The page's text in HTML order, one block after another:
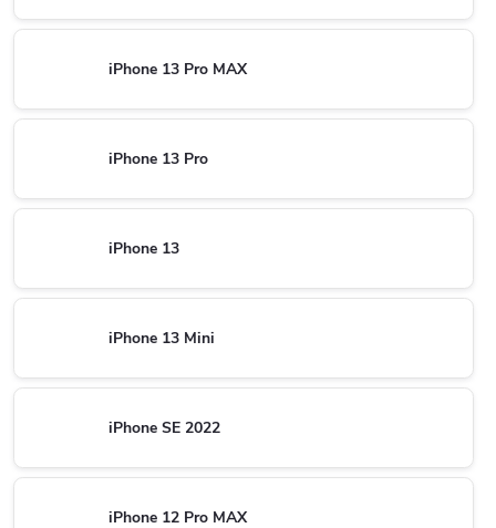
iPhone 13 Pro MAX
iPhone 13 Pro
iPhone 13
iPhone 13 Mini
iPhone SE 2022
iPhone 12 Pro MAX